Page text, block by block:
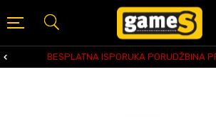
BESPLATNA ISPORUKA PORUDŽBINA